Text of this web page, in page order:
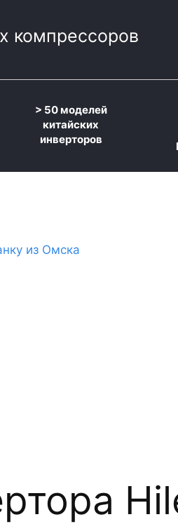
компрессоров
> 50 моделей
китайских
инверторов
из Омска